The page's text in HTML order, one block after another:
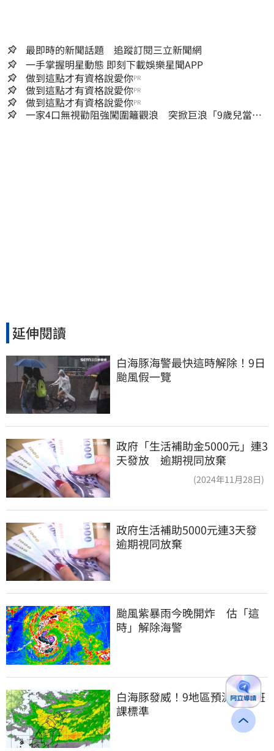
最即時的新聞話題 追蹤訂閱三立新聞網
一手掌握明星動態 即刻下載娛樂星聞APP
做到這點才有資格說愛你PR
做到這點才有資格說愛你PR
做到這點才有資格說愛你PR
一家4口無視勸阻強闖圍籬觀浪 突掀巨浪「9歲兒當場
延伸閱讀
白海豚海警最快這時解除！9日
颱風假一覽
政府「生活補助金5000元」連3
天發放 逾期視同放棄
(2024年11月28日)
政府生活補助5000元連3天發
逾期視同放棄
颱風紫暴雨今晚開炸　估「這
時」解除海警
白海豚發威！9地區預測達停班
課標準